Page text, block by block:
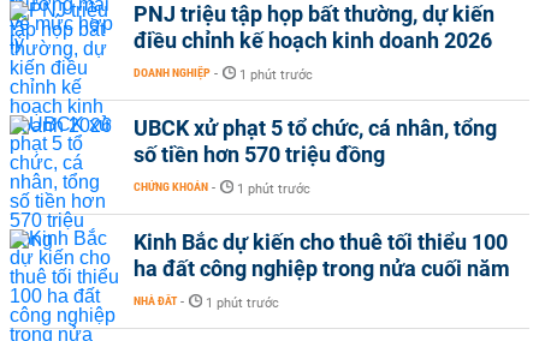
PNJ triệu tập họp bất thường, dự kiến
điều chỉnh kế hoạch kinh doanh 2026
DOANH NGHIỆP - 1 phút trước
UBCK xử phạt 5 tổ chức, cá nhân, tổng
số tiền hơn 570 triệu đồng
CHỨNG KHOÁN - 1 phút trước
Kinh Bắc dự kiến cho thuê tối thiểu 100
ha đất công nghiệp trong nửa cuối năm
NHÀ ĐẤT - 1 phút trước